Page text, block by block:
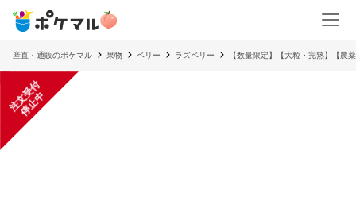
産直・通販のポケマル 果物 ベリー ラズベリー 【数量限定】【大粒・完熟】【農
注
文
受
付
停
止
中